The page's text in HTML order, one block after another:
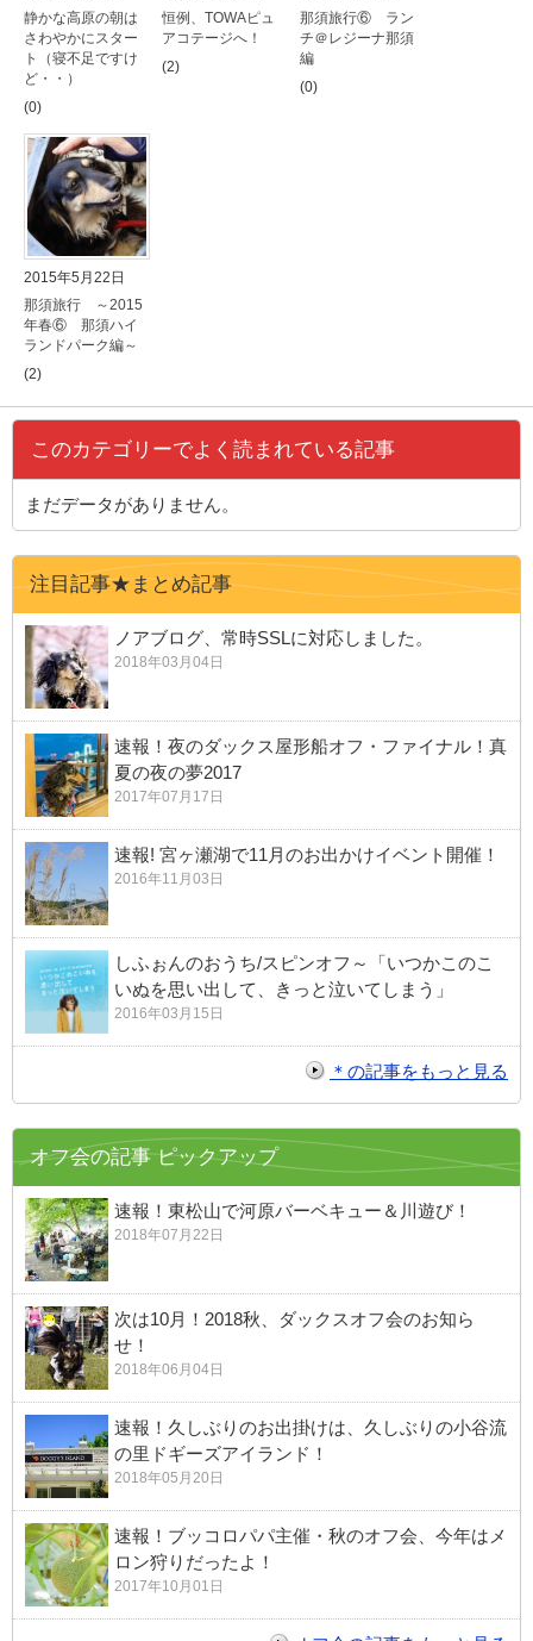
静かな高原の朝は
さわやかにスター
ト（寝不足ですけ
ど・・）
(0)
恒例、TOWAピュ
アコテージへ！
(2)
那須旅行⑥ ラン
チ＠レジーナ那須
編
(0)
2015年5月22日
那須旅行 ～2015
年春⑥ 那須ハイ
ランドパーク編～
(2)
このカテゴリーでよく読まれている記事
まだデータがありません。
注目記事★まとめ記事
ノアブログ、常時SSLに対応しました。
2018年03月04日
速報！夜のダックス屋形船オフ・ファイナル！真
夏の夜の夢2017
2017年07月17日
速報! 宮ヶ瀬湖で11月のお出かけイベント開催！
2016年11月03日
しふぉんのおうち/スピンオフ～「いつかこのこ
いぬを思い出して、きっと泣いてしまう」
2016年03月15日
＊の記事をもっと見る
オフ会の記事 ピックアップ
速報！東松山で河原バーベキュー＆川遊び！
2018年07月22日
次は10月！2018秋、ダックスオフ会のお知ら
せ！
2018年06月04日
速報！久しぶりのお出掛けは、久しぶりの小谷流
の里ドギーズアイランド！
2018年05月20日
速報！ブッコロパパ主催・秋のオフ会、今年はメ
ロン狩りだったよ！
2017年10月01日